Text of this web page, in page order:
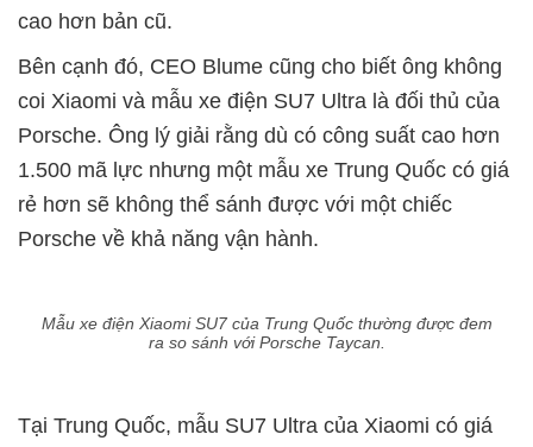
cao hơn bản cũ.
Bên cạnh đó, CEO Blume cũng cho biết ông không
coi Xiaomi và mẫu xe điện SU7 Ultra là đối thủ của
Porsche. Ông lý giải rằng dù có công suất cao hơn
1.500 mã lực nhưng một mẫu xe Trung Quốc có giá
rẻ hơn sẽ không thể sánh được với một chiếc
Porsche về khả năng vận hành.
Mẫu xe điện Xiaomi SU7 của Trung Quốc thường được đem
ra so sánh với Porsche Taycan.
Tại Trung Quốc, mẫu SU7 Ultra của Xiaomi có giá